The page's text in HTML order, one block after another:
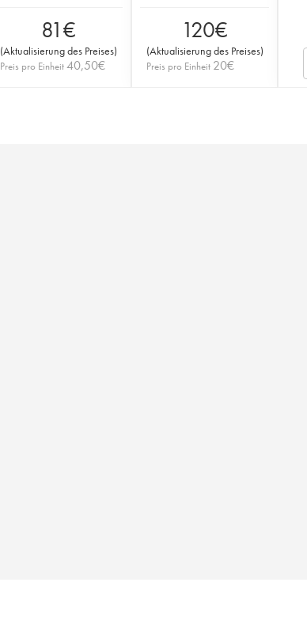
81€
(Aktualisierung des Preises)
Preis pro Einheit40,50€
120€
(Aktualisierung des Preises)
Preis pro Einheit 20€